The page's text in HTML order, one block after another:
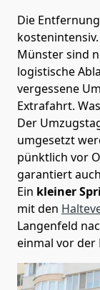
Die
Münster sind
logistische
vergessene
Extrafahrt.
Der
umgesetzt
pünktlich vor
garantiert
Ein kleiner
mit den
Langenfeld
einmal vor der